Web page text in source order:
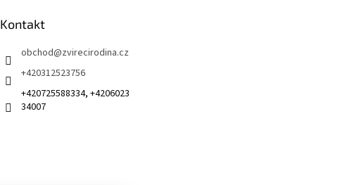
Kontakt
obchod@zvirecirodina.cz
+420312523756
+420725588334, +4206023
34007